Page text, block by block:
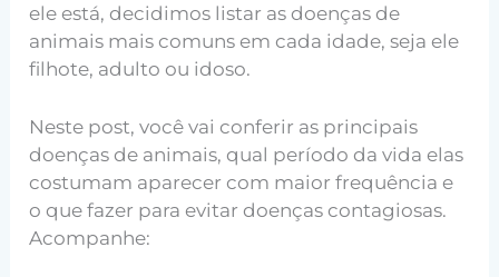
ele está, decidimos listar as doenças de
animais mais comuns em cada idade, seja ele
filhote, adulto ou idoso.
Neste post, você vai conferir as principais
doenças de animais, qual período da vida elas
costumam aparecer com maior frequência e
o que fazer para evitar doenças contagiosas.
Acompanhe: